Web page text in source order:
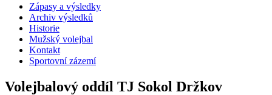
Zápasy a výsledky
Archiv výsledků
Historie
Mužský volejbal
Kontakt
Sportovní zázemí
Volejbalový oddíl TJ Sokol Držkov